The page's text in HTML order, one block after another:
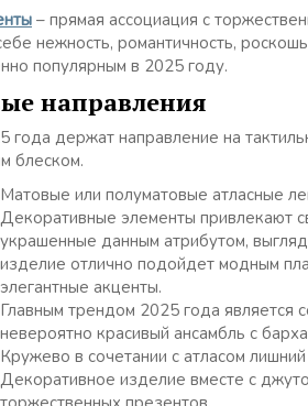
– прямая ассоциация с
нежность, романтичность,
популярным в 2025 году.
направления
года держат направление на
блеском.
Матовые или полуматовые атласные
Декоративные элементы привлекают
украшенные данным атрибутом,
изделие отлично подойдет модным
элегантные акценты.
Главным трендом 2025 года является
невероятно красивый ансамбль с
Кружево в сочетании с атласом
Декоративное изделие вместе с